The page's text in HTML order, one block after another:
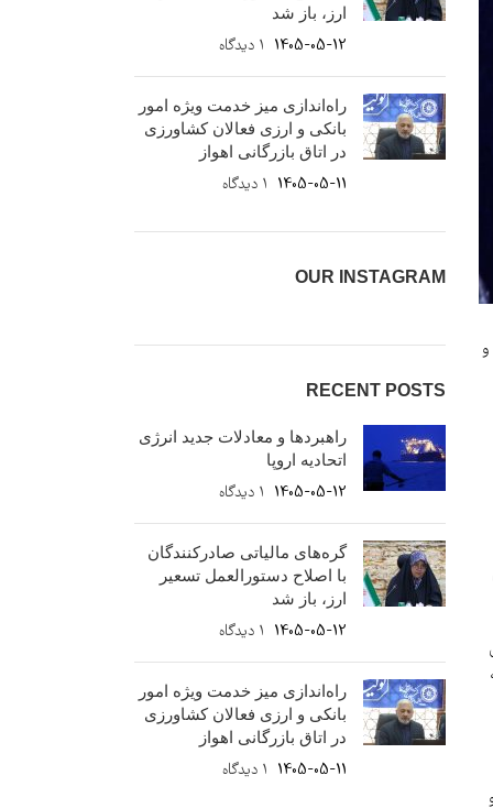
ارز، باز شد
1405-05-12 ۱ دیدگاه
راه‌اندازی میز خدمت ویژه امور
بانکی و ارزی فعالان کشاورزی
در اتاق بازرگانی اهواز
1405-05-11 ۱ دیدگاه
OUR INSTAGRAM
RECENT POSTS
راهبردها و معادلات جدید انرژی
اتحادیه اروپا
1405-05-12 ۱ دیدگاه
گره‌های مالیاتی صادرکنندگان
با اصلاح دستورالعمل تسعیر
ارز، باز شد
1405-05-12 ۱ دیدگاه
راه‌اندازی میز خدمت ویژه امور
بانکی و ارزی فعالان کشاورزی
در اتاق بازرگانی اهواز
1405-05-11 ۱ دیدگاه